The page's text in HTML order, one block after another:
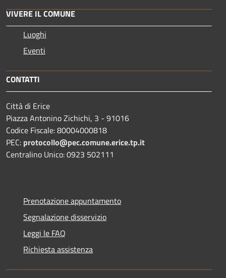
VIVERE IL COMUNE
Luoghi
Eventi
CONTATTI
Città di Erice
Piazza Antonino Zichichi, 3 - 91016
Codice Fiscale: 80004000818
PEC: protocollo@pec.comune.erice.tp.it
Centralino Unico: 0923 502111
Prenotazione appuntamento
Segnalazione disservizio
Leggi le FAQ
Richiesta assistenza